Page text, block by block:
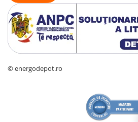
© energodepot.ro